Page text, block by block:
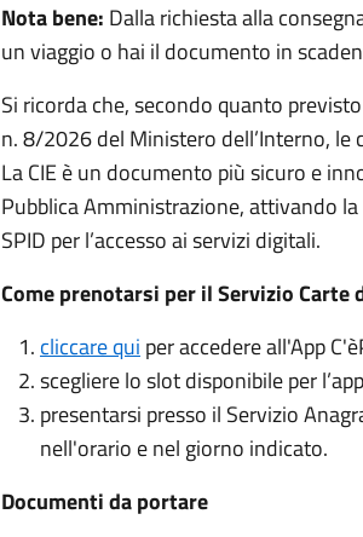
Nota bene: Dalla richiesta alla
un viaggio o hai il documento in
Si ricorda che, secondo quanto
n. 8/2026 del Ministero dell’Interno, le
La CIE è un documento più sicuro e
Pubblica Amministrazione, attivando
SPID per l’accesso ai servizi digitali.
Come prenotarsi per il Servizio Carte
cliccare qui per accedere all'App
scegliere lo slot disponibile per
presentarsi presso il Servizio
nell'orario e nel giorno indicato.
Documenti da portare